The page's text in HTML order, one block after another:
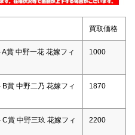
買取価格
賞 中野一花 花嫁フィ
1000
賞 中野二乃 花嫁フィ
1870
賞 中野三玖 花嫁フィ
2200